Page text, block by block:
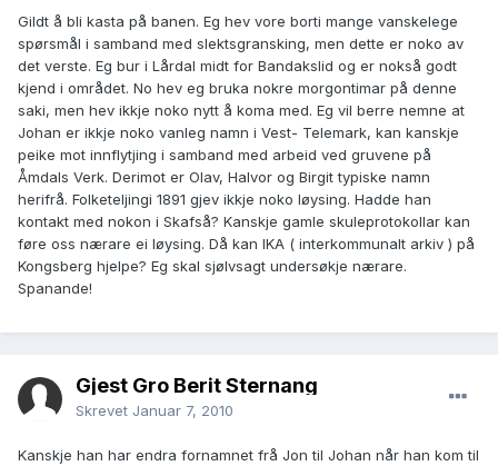
Gildt å bli kasta på banen. Eg hev vore borti mange vanskelege
spørsmål i samband med slektsgransking, men dette er noko av
det verste. Eg bur i Lårdal midt for Bandakslid og er nokså godt
kjend i området. No hev eg bruka nokre morgontimar på denne
saki, men hev ikkje noko nytt å koma med. Eg vil berre nemne at
Johan er ikkje noko vanleg namn i Vest- Telemark, kan kanskje
peike mot innflytjing i samband med arbeid ved gruvene på
Åmdals Verk. Derimot er Olav, Halvor og Birgit typiske namn
herifrå. Folketeljingi 1891 gjev ikkje noko løysing. Hadde han
kontakt med nokon i Skafså? Kanskje gamle skuleprotokollar kan
føre oss nærare ei løysing. Då kan IKA ( interkommunalt arkiv ) på
Kongsberg hjelpe? Eg skal sjølvsagt undersøkje nærare.
Spanande!
Gjest Gro Berit Sternang
Skrevet Januar 7, 2010
Kanskje han har endra fornamnet frå Jon til Johan når han kom til